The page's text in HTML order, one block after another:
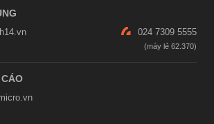
024 7309 5555